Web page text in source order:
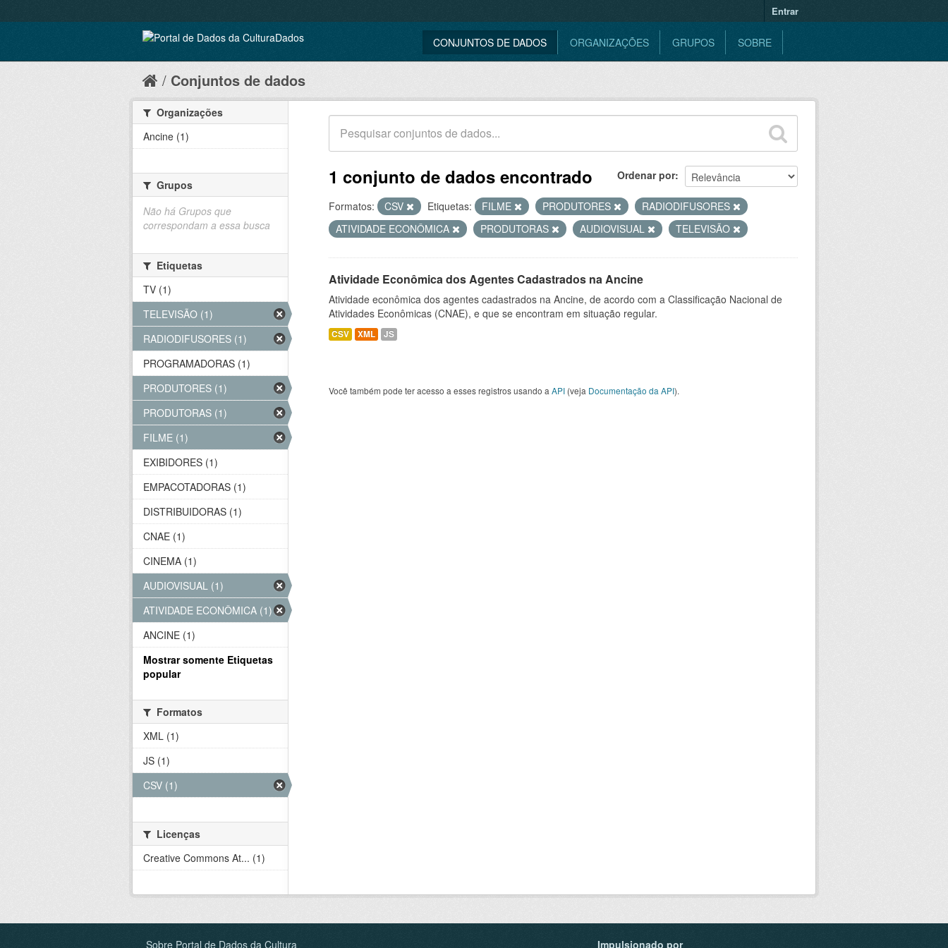
Entrar
CONJUNTOS DE DADOS ORGANIZAÇÕES GRUPOS SOBRE
Conjuntos de dados
Ordenar por
1 conjunto de dados encontrado
Formatos: CSV Etiquetas: FILME PRODUTORES
RADIODIFUSORES
ATIVIDADE ECONÔMICA
PRODUTORAS AUDIOVISUAL TELEVISÃO
Atividade Econômica dos Agentes Cadastrados na Ancine
Atividade econômica dos agentes cadastrados na Ancine, de acordo com a Classificação Nacional de
Atividades Econômicas (CNAE), e que se encontram em situação regular.
CSV XML JS
Você também pode ter acesso a esses registros usando a API (veja Documentação da API).
Organizações
Ancine (1)
Grupos
Não há Grupos que
correspondam a essa busca
Etiquetas
TV (1)
TELEVISÃO (1)
RADIODIFUSORES (1)
PROGRAMADORAS (1)
PRODUTORES (1)
PRODUTORAS (1)
FILME (1)
EXIBIDORES (1)
EMPACOTADORAS (1)
DISTRIBUIDORAS (1)
CNAE (1)
CINEMA (1)
AUDIOVISUAL (1)
ATIVIDADE ECONÔMICA (1)
ANCINE (1)
Mostrar somente Etiquetas
popular
Formatos
XML (1)
JS (1)
CSV (1)
Licenças
Creative Commons At... (1)
Sobre Portal de Dados da Cultura Impulsionado por